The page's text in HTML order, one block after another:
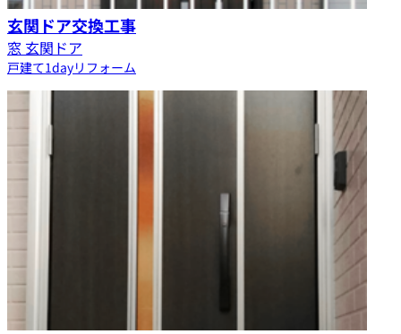
玄関ドア交換工事
窓 玄関ドア
戸建て1dayリフォーム